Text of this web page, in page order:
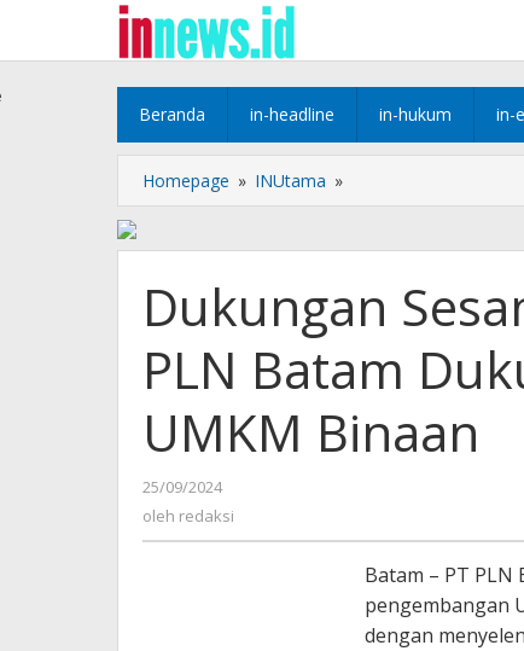
konten
Beranda in-headline in-hukum in-
Homepage » INUtama »
Sesama
Srikandi
Batam
Dukung
Pengembangan
UMKM
Dukungan
PLN Batam
UMKM Binaan
25/09/2024
redaksi
oleh redaksi
Batam – PT
pengembangan
dengan